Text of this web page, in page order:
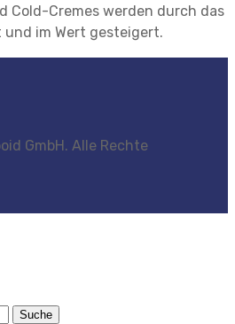
Cold-Cremes werden durch das
im Wert gesteigert.
GmbH. Alle Rechte